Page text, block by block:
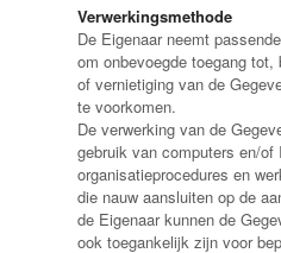
Verwerkingsmethode
De Eigenaar neemt
om onbevoegde toegang
of vernietiging van de
te voorkomen.
De verwerking van de
gebruik van computers en/of
organisatieprocedures en
die nauw aansluiten op de
de Eigenaar kunnen de
ook toegankelijk zijn voor